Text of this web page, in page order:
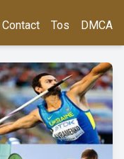
Contact Tos DMCA